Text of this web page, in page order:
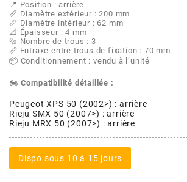
PARTIE CYCLE SOLEX
RESERVOIR
DEMARRAGE
CARTER
POSTE DE PILOTAGE
CABLERIE
CARROSSERIE
AM6 ALL DAY
DERBI E3 ALL DAY
ALLPRO
ALT-1
APRILIA
ARCHIVE
AREXONS
📍 Position : arrière
📏 Diamètre extérieur : 200 mm
📏 Diamètre intérieur : 62 mm
📐 Épaisseur : 4 mm
🔩 Nombre de trous : 3
📏 Entraxe entre trous de fixation : 70 mm
📦 Conditionnement : vendu à l’unité
🏍️ Compatibilité détaillée :
Peugeot XPS 50 (2002>) : arrière
Rieju SMX 50 (2007>) : arrière
Rieju MRX 50 (2007>) : arrière
Dispo sous 10 à 15 jours